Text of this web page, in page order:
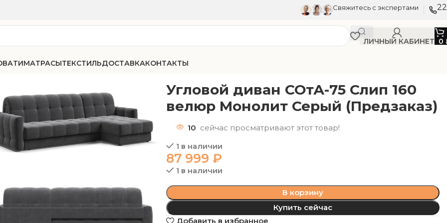
Свяжитесь с экспертами
ЛИЧНЫЙ КАБИНЕТ 0
МАТРАСЫТЕКСТИЛЬДОСТАВКАКОНТАКТЫ
Угловой диван СОтА-75 Слип 160
велюр Монолит Серый (Предзаказ)
10 сейчас просматривают этот товар!
1 в наличии
87 999₽
1 в наличии
В корзину
Купить сейчас
Добавить в избранное